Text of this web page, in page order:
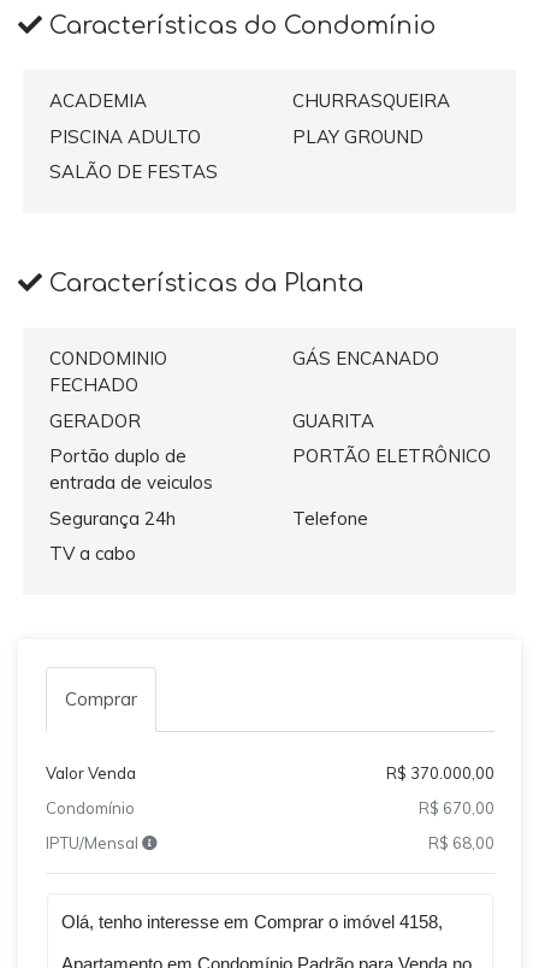
Características do Condomínio
ACADEMIA
CHURRASQUEIRA
PISCINA ADULTO
PLAY GROUND
SALÃO DE FESTAS
Características da Planta
CONDOMINIO
FECHADO
GÁS ENCANADO
GERADOR
GUARITA
Portão duplo de
entrada de veiculos
PORTÃO ELETRÔNICO
Segurança 24h
Telefone
TV a cabo
Comprar
Valor Venda
R$ 370.000,00
Condomínio
R$ 670,00
IPTU/Mensal
R$ 68,00